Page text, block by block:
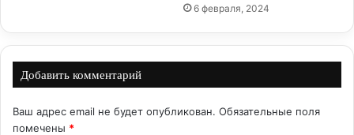
6 февраля, 2024
Добавить комментарий
Ваш адрес email не будет опубликован. Обязательные поля
помечены *